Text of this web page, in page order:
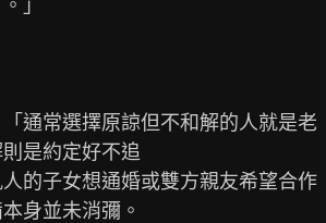
」
通常選擇原諒但不和解的人就是老
是約定好不追
的子女想通婚或雙方親友希望合作
身並未消彌。